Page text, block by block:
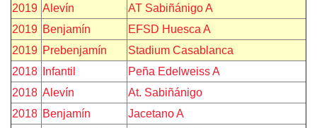
2019 Alevín
AT Sabiñánigo A
2019 Benjamín
EFSD Huesca A
2019 Prebenjamín
Stadium Casablanca
2018
Infantil
Peña Edelweiss A
2018 Alevín
At. Sabiñánigo
2018 Benjamín
Jacetano A